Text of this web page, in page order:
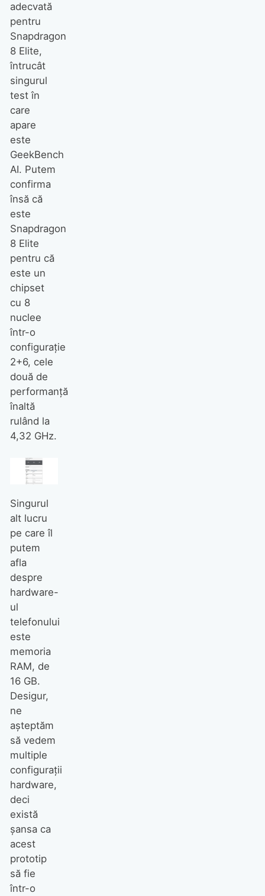
adecvată
pentru
Snapdragon
8 Elite,
întrucât
singurul
test în
care
apare
este
GeekBench
AI. Putem
confirma
însă că
este
Snapdragon
8 Elite
pentru că
este un
chipset
cu 8
nuclee
într-o
configurație
2+6, cele
două de
performanță
înaltă
rulând la
4,32 GHz.
Singurul
alt lucru
pe care îl
putem
afla
despre
hardware-
ul
telefonului
este
memoria
RAM, de
16 GB.
Desigur,
ne
așteptăm
să vedem
multiple
configurații
hardware,
deci
există
șansa ca
acest
prototip
să fie
într-o